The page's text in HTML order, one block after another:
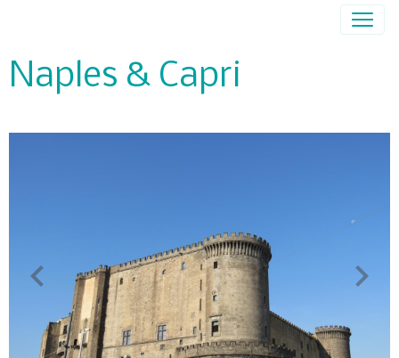
Naples & Capri